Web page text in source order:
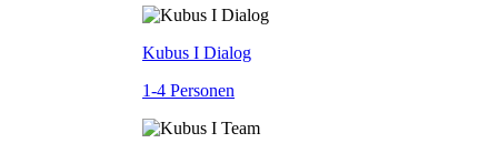
Kubus I Dialog
1-4 Personen